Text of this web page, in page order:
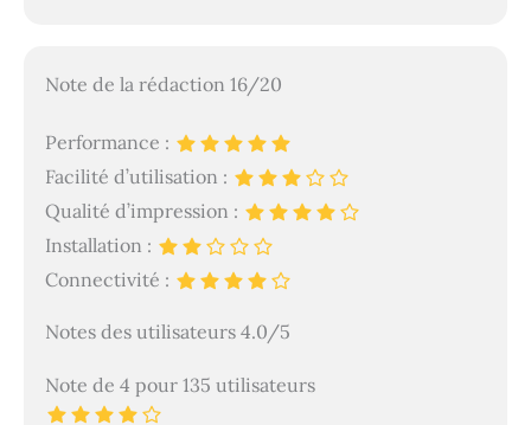
Note de la rédaction 16/20
Performance :
Facilité d’utilisation :
Qualité d’impression :
Installation :
Connectivité :
Notes des utilisateurs 4.0/5
Note de 4 pour 135 utilisateurs